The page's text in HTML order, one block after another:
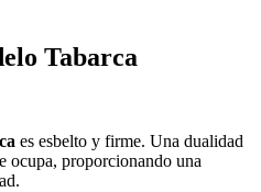
Tabarca
es esbelto y firme. Una dualidad
ocupa, proporcionando una